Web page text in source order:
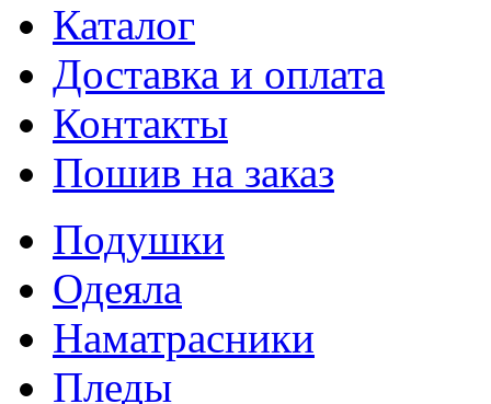
Каталог
Доставка и оплата
Контакты
Пошив на заказ
Подушки
Одеяла
Наматрасники
Пледы